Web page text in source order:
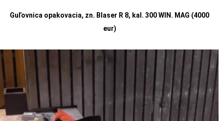
Guľovnica opakovacia, zn. Blaser R 8, kal. 300 WIN. MAG (4000
eur)